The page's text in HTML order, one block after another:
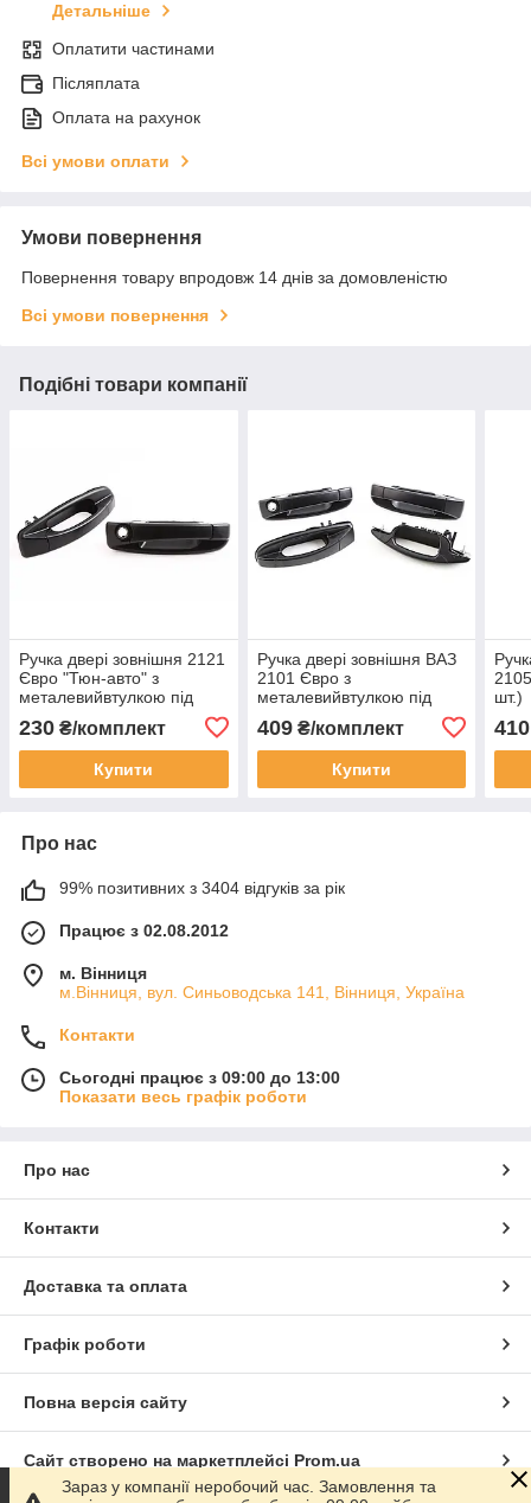
Детальніше
Оплатити частинами
Післяплата
Оплата на рахунок
Всі умови оплати
Умови повернення
Повернення товару впродовж 14 днів за домовленістю
Всі умови повернення
Подібні товари компанії
Ручка двері зовнішня 2121
Євро "Тюн-авто" з
металевийвтулкою під
230 ₴/комплект
Купити
Ручка двері зовнішня ВАЗ
2101 Євро з
металевийвтулкою під
409₴/комплект
Купити
шт.)
410
Про нас
99% позитивних з 3404 відгуків за рік
Працює з 02.08.2012
м. Вінниця
м.Вінниця, вул. Синьоводська 141, Вінниця, Україна
Контакти
Сьогодні працює з 09:00 до 13:00
Показати весь графік роботи
Про нас
Контакти
Доставка та оплата
Графік роботи
Повна версія сайту
Сайт створено на маркетплейсі Prom.ua
Зараз у компанії неробочий час. Замовлення та